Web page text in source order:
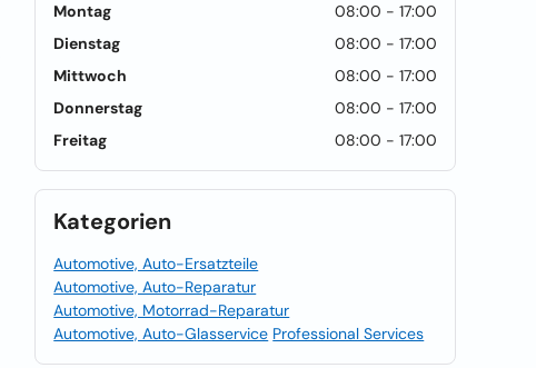
Montag
08:00 - 17:00
Dienstag
08:00 - 17:00
Mittwoch
08:00 - 17:00
Donnerstag
08:00 - 17:00
Freitag
08:00 - 17:00
Kategorien
Automotive, Auto-Ersatzteile
Automotive, Auto-Reparatur
Automotive, Motorrad-Reparatur
Automotive, Auto-Glasservice Professional Services